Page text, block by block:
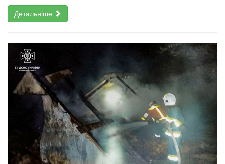
Детальніше